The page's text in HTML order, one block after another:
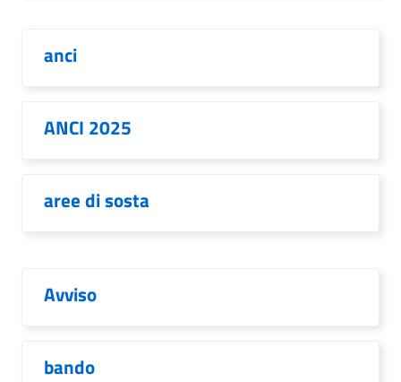
anci
ANCI 2025
aree di sosta
Avviso
bando